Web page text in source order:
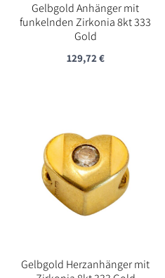
Gelbgold Anhänger mit
funkelnden Zirkonia 8kt 333
Gold
129,72€
Gelbgold Herzanhänger mit